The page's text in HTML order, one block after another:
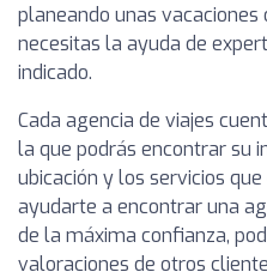
planeando unas vacaciones
necesitas la ayuda de
indicado.
Cada agencia de viajes
la que podrás encontrar su
ubicación y los servicios
ayudarte a encontrar una
de la máxima confianza,
valoraciones de otros